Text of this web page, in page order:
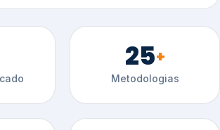
25+
Metodologias